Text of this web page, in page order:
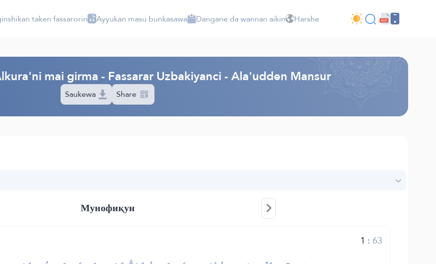
taken fassarorin Ayyukan masu bunkasawa Dangane da wannan aikin Harshe
mai girma - Fassarar Uzbakiyanci - Ala'udden Mansur
Saukewa Share
Мунофиқун
1 :63